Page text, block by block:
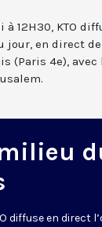
à 12H30, KTO
jour, en direct
(Paris 4e),
diffuse en direct